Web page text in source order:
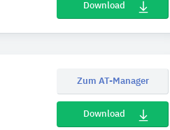
Download
Zum AT-Manager
Download